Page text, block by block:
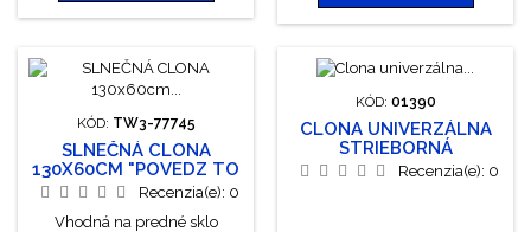
KÓD: TW3-77745
SLNEČNÁ CLONA
130X60CM "POVEDZ TO
PACKOU"Recenzia(e): 0
Vhodná na predné sklo
KÓD: 01390
CLONA UNIVERZÁLNA
STRIEBORNÁ
ZIMA/LETO 175X90 CM
Recenzia(e): 0